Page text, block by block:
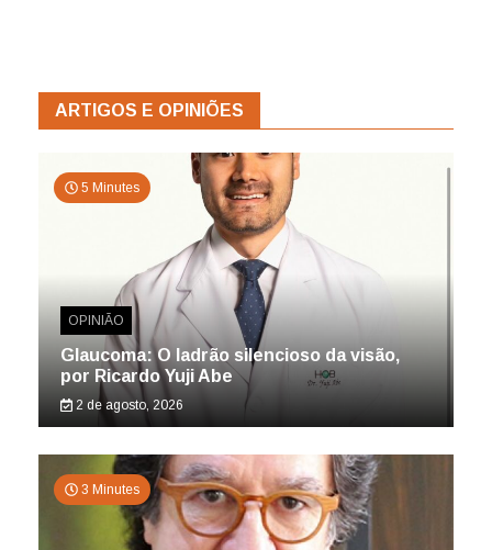
ARTIGOS E OPINIÕES
5 Minutes
OPINIÃO
Glaucoma: O ladrão silencioso da visão,
por Ricardo Yuji Abe
2 de agosto, 2026
3 Minutes